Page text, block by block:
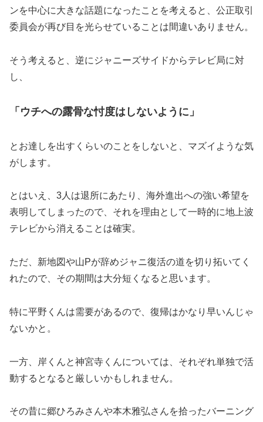
ンを中心に大きな話題になったことを考えると、公正取引
委員会が再び目を光らせていることは間違いありません。
そう考えると、逆にジャニーズサイドからテレビ局に対
し、
「ウチへの露骨な忖度はしないように」
とお達しを出すくらいのことをしないと、マズイような気
がします。
とはいえ、3人は退所にあたり、海外進出への強い希望を
表明してしまったので、それを理由として一時的に地上波
テレビから消えることは確実。
ただ、新地図や山Pが辞めジャニ復活の道を切り拓いてく
れたので、その期間は大分短くなると思います。
特に平野くんは需要があるので、復帰はかなり早いんじゃ
ないかと。
一方、岸くんと神宮寺くんについては、それぞれ単独で活
動するとなると厳しいかもしれません。
その昔に郷ひろみさんや本木雅弘さんを拾ったバーニング